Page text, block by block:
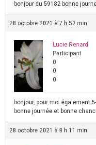
bonjour du 59182 bonne
28 octobre 2021 à 7 h 52 min
Lucie Renard
Participant
0
0
0
bonjour, pour moi également
bonne journée et bonne
28 octobre 2021 à 8 h 11 min